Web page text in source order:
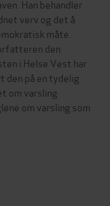
Han behandler
verv og det å
måte.
den
i Helse Vest har
den på en tydelig
om varsling
om varsling som